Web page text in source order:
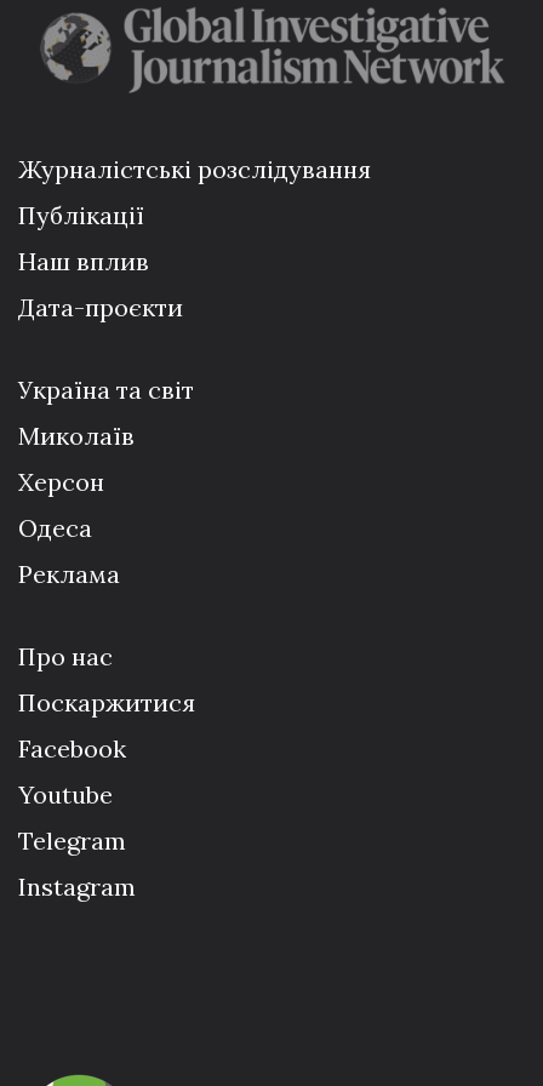
Журналістські розслідування
Публікації
Наш вплив
Дата-проєкти
Україна та світ
Миколаїв
Херсон
Одеса
Реклама
Про нас
Поскаржитися
Facebook
Youtube
Telegram
Instagram